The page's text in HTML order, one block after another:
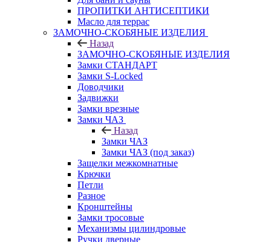
ПРОПИТКИ АНТИСЕПТИКИ
Масло для террас
ЗАМОЧНО-СКОБЯНЫЕ ИЗДЕЛИЯ
Назад
ЗАМОЧНО-СКОБЯНЫЕ ИЗДЕЛИЯ
Замки СТАНДАРТ
Замки S-Locked
Доводчики
Задвижки
Замки врезные
Замки ЧАЗ
Назад
Замки ЧАЗ
Замки ЧАЗ (под заказ)
Защелки межкомнатные
Крючки
Петли
Разное
Кронштейны
Замки тросовые
Механизмы цилиндровые
Ручки дверные